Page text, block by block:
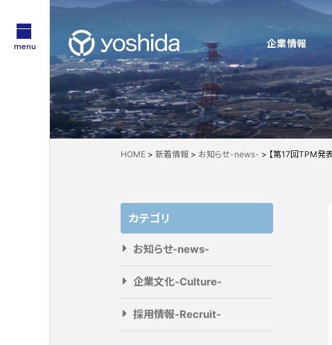
企業情報
企業情報
About Us
サステナビリティ
Sustainability
YOSHIDAの強み
Technology
採用情報
Recruit
HOME> 新着情報> お知らせ-news- > 【第17回TPM発表
カテゴリ
お知らせ-news-
企業文化-Culture-
採用情報-Recruit-
menu